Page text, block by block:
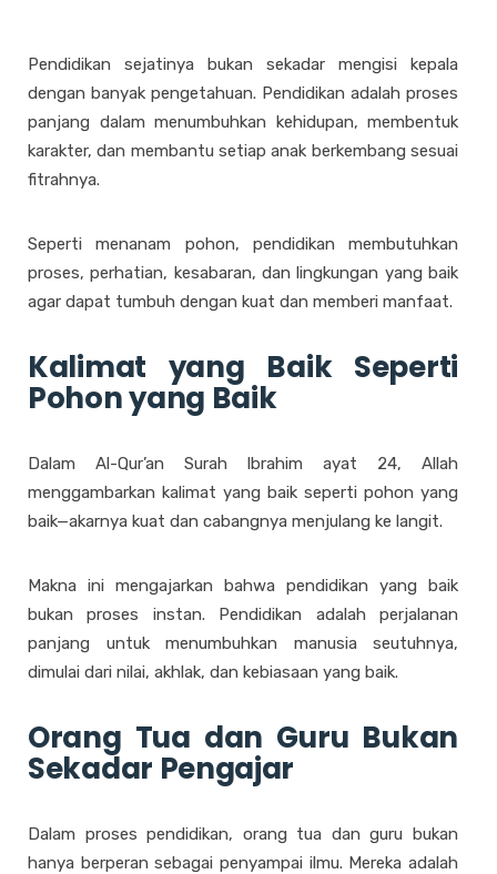
Pendidikan sejatinya bukan sekadar mengisi kepala
dengan banyak pengetahuan. Pendidikan adalah proses
panjang dalam menumbuhkan kehidupan, membentuk
karakter, dan membantu setiap anak berkembang sesuai
fitrahnya.
Seperti menanam pohon, pendidikan membutuhkan
proses, perhatian, kesabaran, dan lingkungan yang baik
agar dapat tumbuh dengan kuat dan memberi manfaat.
Kalimat yang Baik Seperti
Pohon yang Baik
Dalam Al-Qur’an Surah Ibrahim ayat 24, Allah
menggambarkan kalimat yang baik seperti pohon yang
baik—akarnya kuat dan cabangnya menjulang ke langit.
Makna ini mengajarkan bahwa pendidikan yang baik
bukan proses instan. Pendidikan adalah perjalanan
panjang untuk menumbuhkan manusia seutuhnya,
dimulai dari nilai, akhlak, dan kebiasaan yang baik.
Orang Tua dan Guru Bukan
Sekadar Pengajar
Dalam proses pendidikan, orang tua dan guru bukan
hanya berperan sebagai penyampai ilmu. Mereka adalah